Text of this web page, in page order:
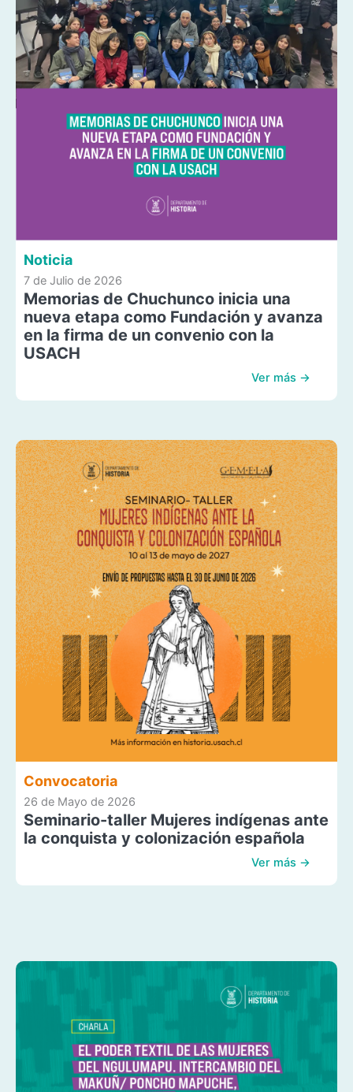
Noticia
7 de Julio de 2026
Memorias de Chuchunco inicia una
nueva etapa como Fundación y avanza
en la firma de un convenio con la
USACH
Ver más →
Convocatoria
26 de Mayo de 2026
Seminario-taller Mujeres indígenas ante
la conquista y colonización española
Ver más →